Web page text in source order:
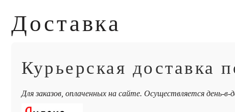
Доставка
Курьерская доставка
Для заказов, оплаченных на сайте. Осуществляется день-в-